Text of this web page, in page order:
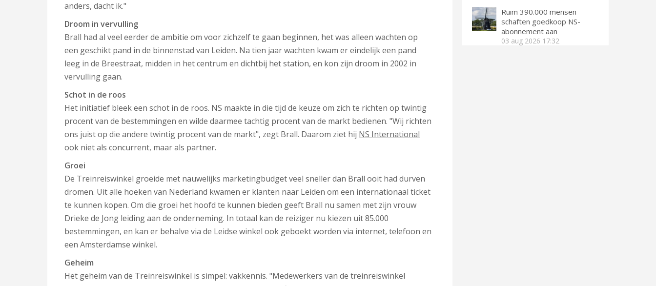
anders, dacht ik."
Droom in vervulling
Brall had al veel eerder de ambitie om voor zichzelf te gaan beginnen, het was alleen wachten op
een geschikt pand in de binnenstad van Leiden. Na tien jaar wachten kwam er eindelijk een pand
leeg in de Breestraat, midden in het centrum en dichtbij het station, en kon zijn droom in 2002 in
vervulling gaan.
Schot in de roos
Het initiatief bleek een schot in de roos. NS maakte in die tijd de keuze om zich te richten op twintig
procent van de bestemmingen en wilde daarmee tachtig procent van de markt bedienen. "Wij richten
ons juist op die andere twintig procent van de markt", zegt Brall. Daarom ziet hij NS International
ook niet als concurrent, maar als partner.
Groei
De Treinreiswinkel groeide met nauwelijks marketingbudget veel sneller dan Brall ooit had durven
dromen. Uit alle hoeken van Nederland kwamen er klanten naar Leiden om een internationaal ticket
te kunnen kopen. Om die groei het hoofd te kunnen bieden geeft Brall nu samen met zijn vrouw
Drieke de Jong leiding aan de onderneming. In totaal kan de reiziger nu kiezen uit 85.000
bestemmingen, en kan er behalve via de Leidse winkel ook geboekt worden via internet, telefoon en
een Amsterdamse winkel.
Geheim
Het geheim van de Treinreiswinkel is simpel: vakkennis. "Medewerkers van de treinreiswinkel
Ruim 390.000 mensen
schaften goedkoop NS-
abonnement aan
03 aug 2026 17:32